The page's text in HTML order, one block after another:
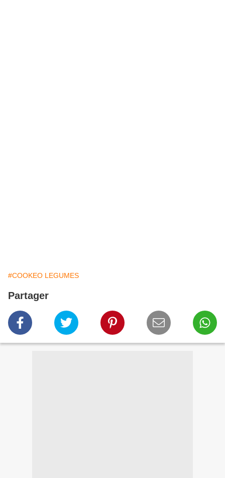
#COOKEO LEGUMES
Partager